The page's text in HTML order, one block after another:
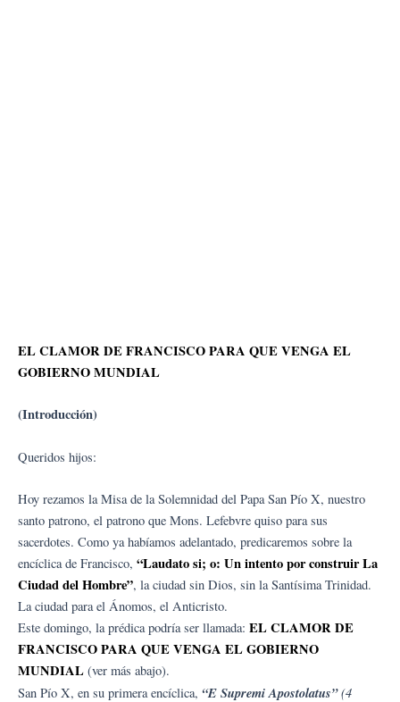
EL CLAMOR DE FRANCISCO PARA QUE VENGA EL
GOBIERNO MUNDIAL
(Introducción)
Queridos hijos:
Hoy rezamos la Misa de la Solemnidad del Papa San Pío X, nuestro
santo patrono, el patrono que Mons. Lefebvre quiso para sus
sacerdotes. Como ya habíamos adelantado, predicaremos sobre la
encíclica de Francisco, “Laudato si; o: Un intento por construir La
Ciudad del Hombre”, la ciudad sin Dios, sin la Santísima Trinidad.
La ciudad para el Ánomos, el Anticristo.
Este domingo, la prédica podría ser llamada: EL CLAMOR DE
FRANCISCO PARA QUE VENGA EL GOBIERNO
MUNDIAL (ver más abajo).
San Pío X, en su primera encíclica, “E Supremi Apostolatus” (4